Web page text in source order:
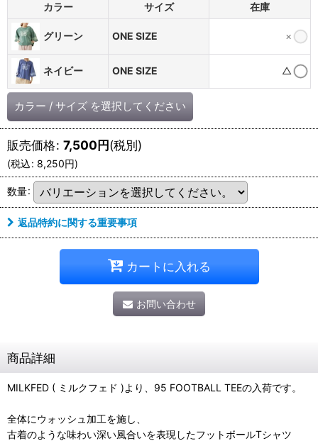
カラー サイズ 在庫
グリーン ONE SIZE ×
ネイビー ONE SIZE △
カラー / サイズ を選択してください
販売価格: 7,500円(税別)
(税込: 8,250円)
数量:
返品特約に関する重要事項
カートに入れる
お問い合わせ
商品詳細
MILKFED ( ミルクフェド )より、95 FOOTBALL TEEの入荷です。
全体にウォッシュ加工を施し、
古着のような味わい深い風合いを表現したフットボールTシャツ